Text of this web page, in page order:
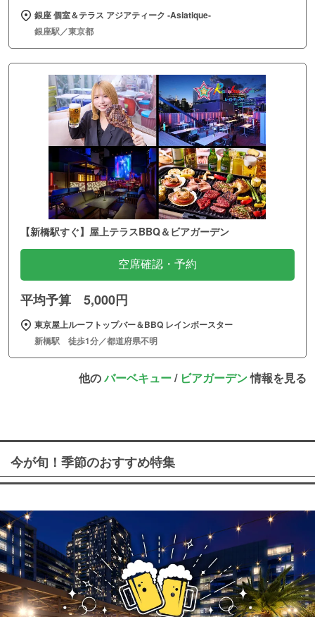
銀座 個室＆テラス アジアティーク ‐Asiatique‐
銀座駅／東京都
【新橋駅すぐ】屋上テラスBBQ＆ビアガーデン
空席確認・予約
平均予算 5,000円
東京屋上ルーフトップバー＆BBQ レインボースター
新橋駅 徒歩1分／都道府県不明
他のバーベキュー/ ビアガーデン情報を見る
今が旬！季節のおすすめ特集